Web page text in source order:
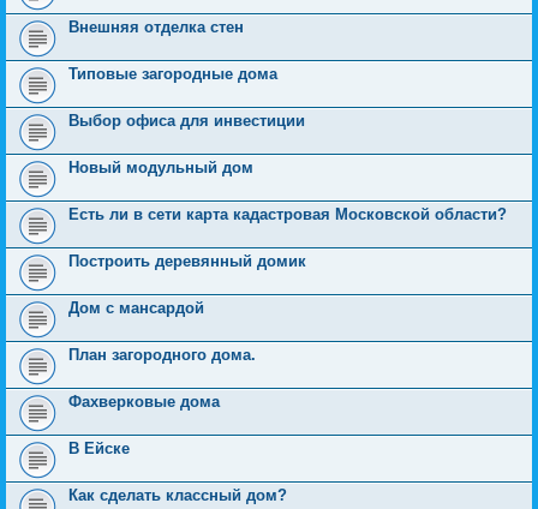
Внешняя отделка стен
Типовые загородные дома
Выбор офиса для инвестиции
Новый модульный дом
Есть ли в сети карта кадастровая Московской области?
Построить деревянный домик
Дом с мансардой
План загородного дома.
Фахверковые дома
В Ейске
Как сделать классный дом?